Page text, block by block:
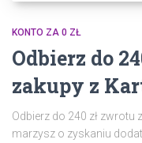
KONTO ZA 0 ZŁ
Odbierz do
zakupy z
Odbierz do 240 zł zwrotu
marzysz o zyskaniu